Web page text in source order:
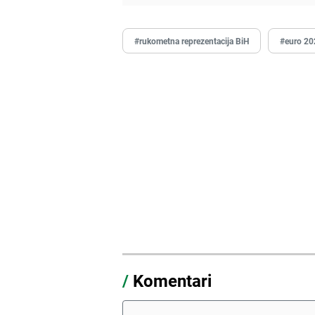
#rukometna reprezentacija BiH #euro
/ Komentari